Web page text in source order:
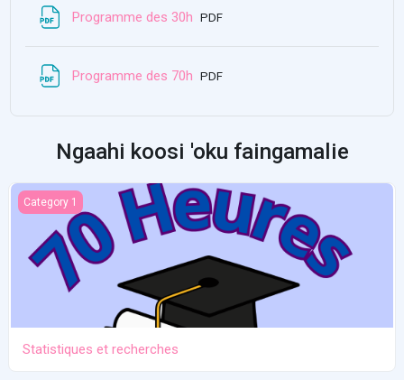
Programme des 30h Lisoosi/naunau
PDF
Programme des 70h Lisoosi/naunau
PDF
Ngaahi koosi 'oku faingamalie
Statistiques et recherches
Category 1
Statistiques et recherches